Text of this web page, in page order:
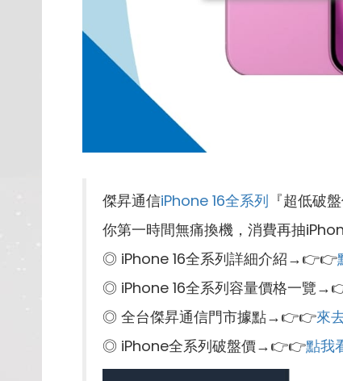
傑昇通信iPhone 16全系列 『超低破
你第一時間無痛換機，消費再抽
◎ iPhone 16全系列詳細介紹→👉👉
◎ iPhone 16全系列容量價格一覽
◎ 全台傑昇通信門市據點→👉👉來
◎ iPhone全系列破盤價→👉👉點我